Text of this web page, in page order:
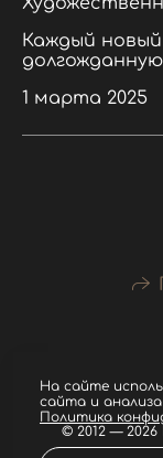
Каждый
1 марта 2025
© 2012 —
На сайте
сайта и
Политика